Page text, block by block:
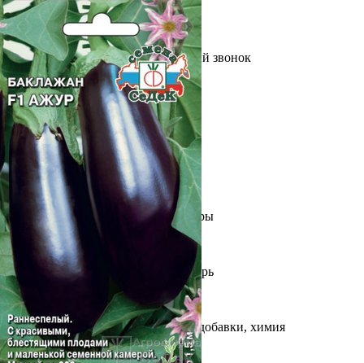
Выберите город
Обратный звонокЗаказать обратный звонок
Каталог
Семена
Грунты
Газонные травы, сидераты
Горшки, рассадники, аксессуары
Посадочный материал
Садовый инструмент, инвентарь
Консервирование
Средства защиты, удобрения, добавки, химия
Обустройство сада, декор